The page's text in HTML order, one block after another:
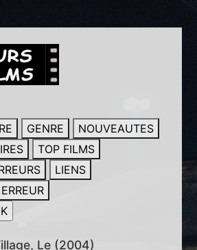
GENRE
NOUVEAUTES
TOP FILMS
LIENS
Le (2004)